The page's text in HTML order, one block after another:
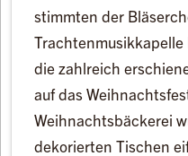
stimmten der
die zahlreich
auf das
Weihnachtsbäckerei
dekorierten Tischen